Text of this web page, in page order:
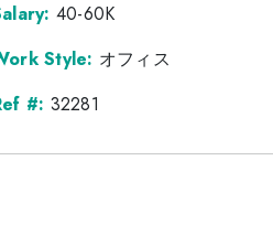
40-60K
Style: オフィス
#: 32281